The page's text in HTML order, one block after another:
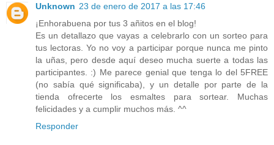
Unknown 23 de enero de 2017 a las 17:46
¡Enhorabuena por tus 3 añitos en el blog!
Es un detallazo que vayas a celebrarlo con un sorteo para
tus lectoras. Yo no voy a participar porque nunca me pinto
la uñas, pero desde aquí deseo mucha suerte a todas las
participantes. :) Me parece genial que tenga lo del 5FREE
(no sabía qué significaba), y un detalle por parte de la
tienda ofrecerte los esmaltes para sortear. Muchas
felicidades y a cumplir muchos más. ^^
Responder